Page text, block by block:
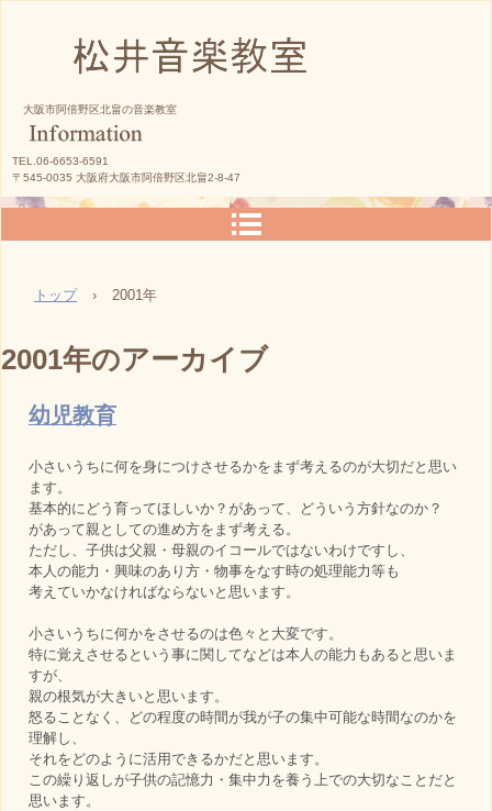
松井音楽教室
大阪市阿倍野区北畠の音楽教室
TEL.06-6653-6591
〒545-0035 大阪府大阪市阿倍野区北畠2-8-47
トップ › 2001年
2001年のアーカイブ
幼児教育
小さいうちに何を身につけさせるかをまず考えるのが大切だと思い
ます。
基本的にどう育ってほしいか？があって、どういう方針なのか？
があって親としての進め方をまず考える。
ただし、子供は父親・母親のイコールではないわけですし、
本人の能力・興味のあり方・物事をなす時の処理能力等も
考えていかなければならないと思います。
小さいうちに何かをさせるのは色々と大変です。
特に覚えさせるという事に関してなどは本人の能力もあると思いま
すが、
親の根気が大きいと思います。
怒ることなく、どの程度の時間が我が子の集中可能な時間なのかを
理解し、
それをどのように活用できるかだと思います。
この繰り返しが子供の記憶力・集中力を養う上での大切なことだと
思います。